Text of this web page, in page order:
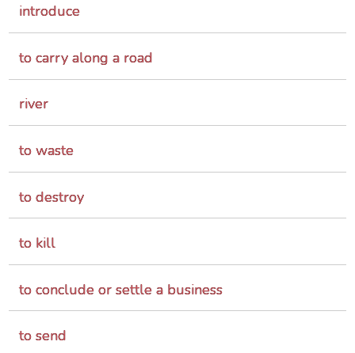
introduce
to carry along a road
river
to waste
to destroy
to kill
to conclude or settle a business
to send